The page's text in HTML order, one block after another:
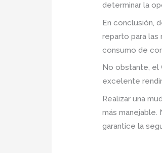
determinar la
En conclusión,
reparto para las
consumo de
No obstante, el
excelente
Realizar una
más
garantice la